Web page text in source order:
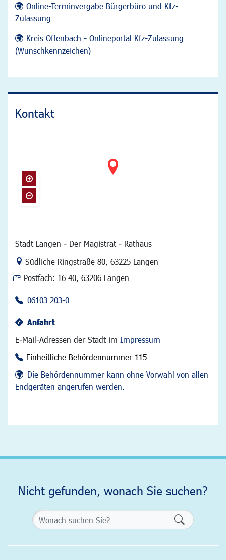
Online-Terminvergabe Bürgerbüro und Kfz-
Zulassung
Kreis Offenbach - Onlineportal Kfz-Zulassung
(Wunschkennzeichen)
Kontakt
Stadt Langen - Der Magistrat - Rathaus
Link zur Google-Maps Navigation
Südliche Ringstraße 80, 63225 Langen
Postfach: 16 40, 63206 Langen
06103 203-0
Anfahrt
E-Mail-Adressen der Stadt im Impressum
Einheitliche Behördennummer 115
Die Behördennummer kann ohne Vorwahl von allen
Endgeräten angerufen werden.
Nicht gefunden, wonach Sie suchen?